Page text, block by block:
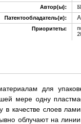
Автор(ы):
Патентообладатель(и):
Приоритеты:
для
мере одну
в качестве слоев
облучают на линии